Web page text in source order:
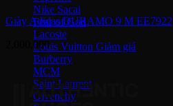
Nike Sacai
Fear of God
Lacoste
Louis Vuitton
Burberry
MCM
Saint Laurent
Givenchy
Giày Adidas DURAMO 9 M EE7922
2,000,000